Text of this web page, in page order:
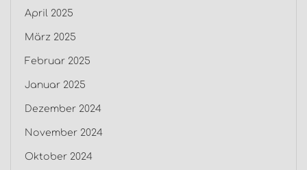
April 2025
März 2025
Februar 2025
Januar 2025
Dezember 2024
November 2024
Oktober 2024